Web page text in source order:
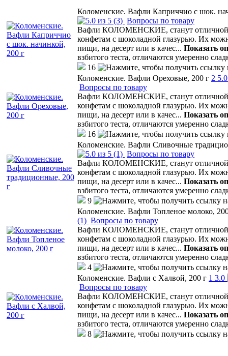
Коломенские. Вафли Каприччио с шок.
(3) Вопросы по товару
Вафли КОЛОМЕНСКИЕ, станут отличной
конфетам с шоколадной глазурью. Их
пищи, на десерт или в качес... Показать
взбитого теста, отличаются умеренно
16
Коломенские. Вафли Ореховые, 200 г 2 5.0
Вопросы по товару
Вафли КОЛОМЕНСКИЕ, станут отличной
конфетам с шоколадной глазурью. Их
пищи, на десерт или в качес... Показать
взбитого теста, отличаются умеренно
16
Коломенские. Вафли Сливочные
(1) Вопросы по товару
Вафли КОЛОМЕНСКИЕ, станут отличной
конфетам с шоколадной глазурью. Их
пищи, на десерт или в качес... Показать
взбитого теста, отличаются умеренно
9
Коломенские. Вафли Топленое молоко,
(1) Вопросы по товару
Вафли КОЛОМЕНСКИЕ, станут отличной
конфетам с шоколадной глазурью. Их
пищи, на десерт или в качес... Показать
взбитого теста, отличаются умеренно
4
Коломенские. Вафли с Халвой, 200 г 1 3.0
Вопросы по товару
Вафли КОЛОМЕНСКИЕ, станут отличной
конфетам с шоколадной глазурью. Их
пищи, на десерт или в качес... Показать
взбитого теста, отличаются умеренно
8